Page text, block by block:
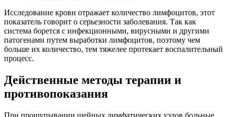
Исследование крови отражает количество лимфоцитов, этот
показатель говорит о серьезности заболевания. Так как
система борется с инфекционными, вирусными и другими
патогенами путем выработки лимфоцитов, поэтому чем
больше их количество, тем тяжелее протекает воспалительный
процесс.
Действенные методы терапии и
противопоказания
При прощупывании шейных лимфатических узлов больные